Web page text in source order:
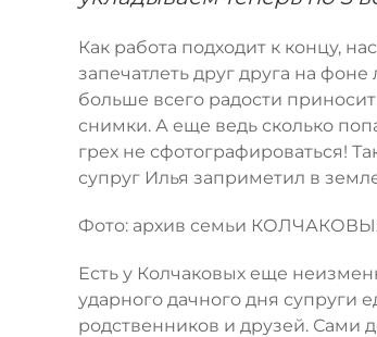
Как работа подходит к концу,
запечатлеть друг друга на
больше всего радости
снимки. А еще ведь сколько
грех не сфотографироваться!
супруг Илья заприметил в
Фото: архив семьи
Есть у Колчаковых еще
ударного дачного дня супруги
родственников и друзей. Сами